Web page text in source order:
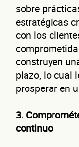
sobre
estratégicas
con los
construyen
plazo, lo cual
prosperar en
3.
continuo